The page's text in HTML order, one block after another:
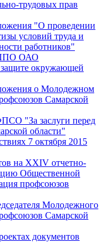
трудовых прав
"О проведении
условий труда и
работников"
ППО ОАО
окружающей
о Молодежном
Самарской
"За заслуги перед
области"
7 октября 2015
на XXIV отчетно-
Общественной
профсоюзов
Молодежного
Самарской
документов